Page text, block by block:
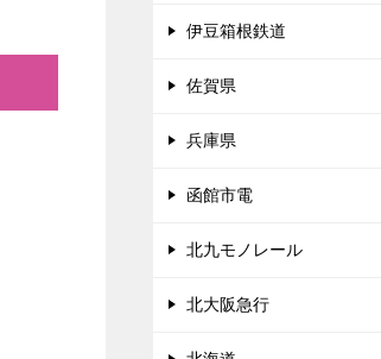
伊豆箱根鉄道
佐賀県
兵庫県
函館市電
北九モノレール
北大阪急行